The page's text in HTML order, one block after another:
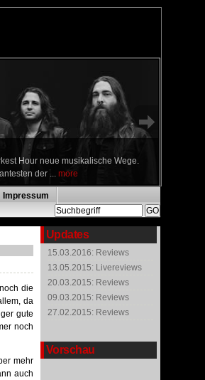
Hour neue musikalische Wege.
der ... more
Impressum
Updates
15.03.2016: Reviews
13.05.2015: Livereviews
20.03.2015: Reviews
09.03.2015: Reviews
27.02.2015: Reviews
Vorschau
die
da
gute
noch
mehr
auch